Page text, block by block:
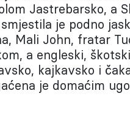
Jastrebarsko, a
je podno
Mali John, fratar
a engleski,
kajkavsko i
je domaćim